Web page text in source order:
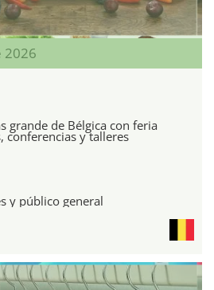
2026
grande de Bélgica con feria
conferencias y talleres
y público general